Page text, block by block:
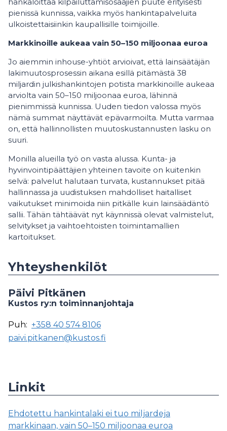
pienissä kunnissa, vaikka myös hankintapalveluita
ulkoistettaisiinkin kaupallisille toimijoille.
Markkinoille aukeaa vain 50–150 miljoonaa euroa
Jo aiemmin inhouse-yhtiöt arvioivat, että lainsäätäjän
lakimuutosprosessin aikana esillä pitämästä 38
miljardin julkishankintojen potista markkinoille aukeaa
arviolta vain 50–150 miljoonaa euroa, lähinnä
pienimmissä kunnissa. Uuden tiedon valossa myös
nämä summat näyttävät epävarmoilta. Mutta varmaa
on, että hallinnollisten muutoskustannusten lasku on
suuri.
Monilla alueilla työ on vasta alussa. Kunta- ja
hyvinvointipäättäjien yhteinen tavoite on kuitenkin
selvä: palvelut halutaan turvata, kustannukset pitää
hallinnassa ja uudistuksen mahdolliset haitalliset
vaikutukset minimoida niin pitkälle kuin lainsäädäntö
sallii. Tähän tähtäävät nyt käynnissä olevat valmistelut,
selvitykset ja vaihtoehtoisten toimintamallien
kartoitukset.
Yhteyshenkilöt
Päivi Pitkänen
Kustos ry:n toiminnanjohtaja
Puh: +358 40 574 8106
paivi.pitkanen@kustos.fi
Linkit
Ehdotettu hankintalaki ei tuo miljardeja
markkinaan, vain 50–150 miljoonaa euroa